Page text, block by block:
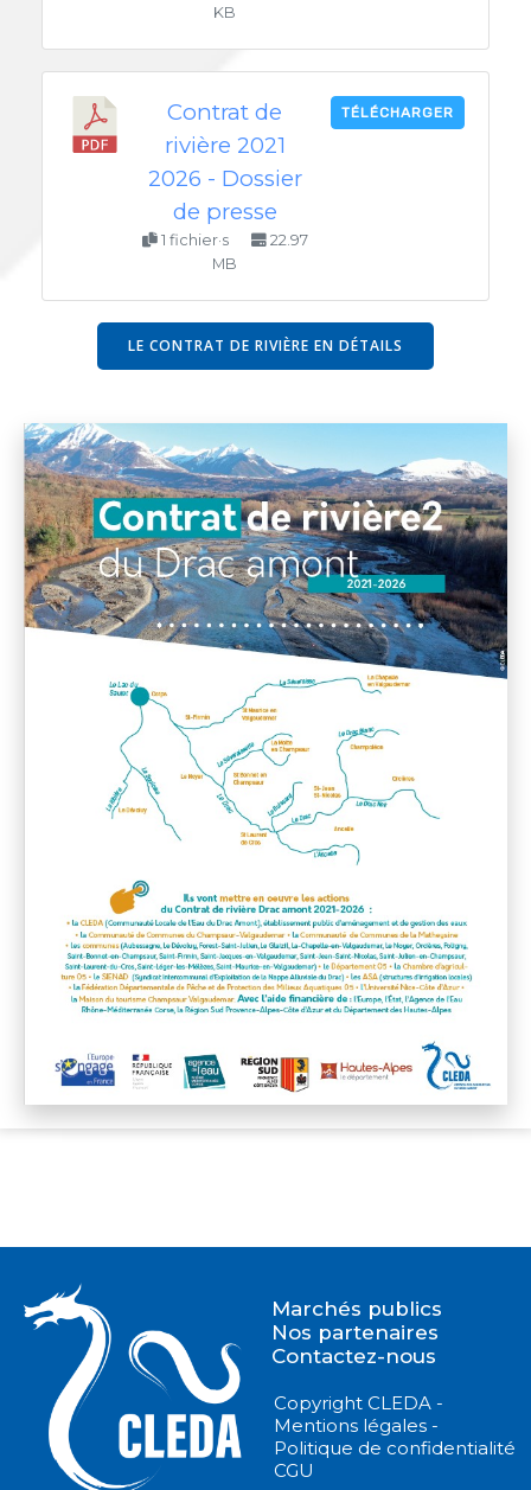
KB
Contrat de
rivière 2021
2026 - Dossier
de presse
1 fichier·s
22.97
MB
TÉLÉCHARGER
LE CONTRAT DE RIVIÈRE EN DÉTAILS
Marchés publics
Nos partenaires
Contactez-nous
Copyright CLEDA -
Mentions légales -
Politique de confidentialité
CGU